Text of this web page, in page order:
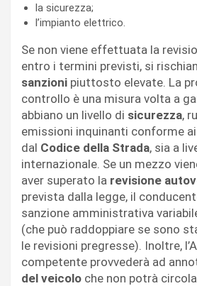
la sicurezza;
l’impianto elettrico.
Se non viene effettuata la
entro i termini previsti, si
sanzioni piuttosto elevate. La
controllo è una misura volta a
abbiano un livello di sicurezza,
emissioni inquinanti conforme
dal Codice della Strada, sia a
internazionale. Se un mezzo
aver superato la revisione
prevista dalla legge, il
sanzione amministrativa
(che può raddoppiare se sono
le revisioni pregresse). Inoltre,
competente provvederà ad
del veicolo che non potrà